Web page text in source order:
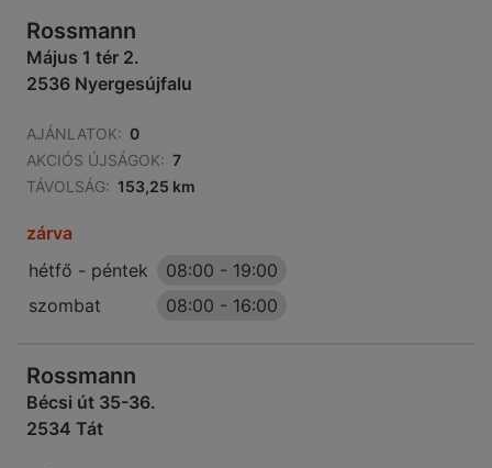
Rossmann
Május 1 tér 2.
2536 Nyergesújfalu
AJÁNLATOK: 0
AKCIÓS ÚJSÁGOK: 7
TÁVOLSÁG: 153,25 km
zárva
hétfő - péntek
08:00 - 19:00
szombat
08:00 - 16:00
Rossmann
Bécsi út 35-36.
2534 Tát